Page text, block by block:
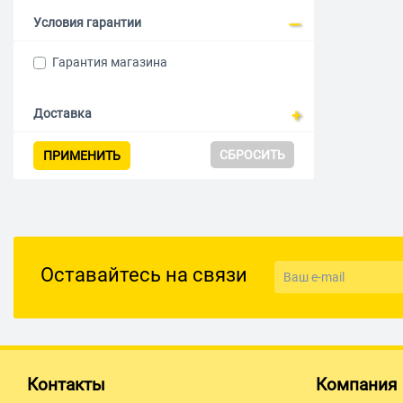
Условия гарантии
Гарантия магазина
Доставка
ПРИМЕНИТЬ СБРОСИТЬ
Оставайтесь на связи
Контакты Компания